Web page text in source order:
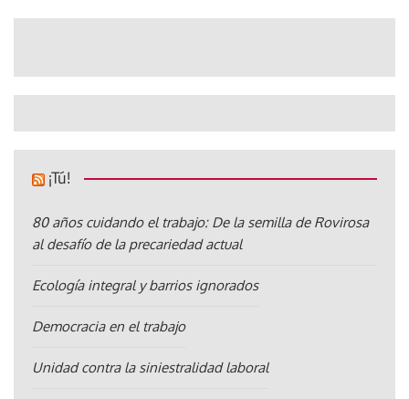
¡Tú!
80 años cuidando el trabajo: De la semilla de Rovirosa
al desafío de la precariedad actual
Ecología integral y barrios ignorados
Democracia en el trabajo
Unidad contra la siniestralidad laboral